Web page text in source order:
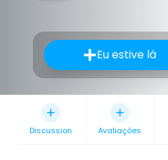
Eu estive lá
Discussion Avaliações